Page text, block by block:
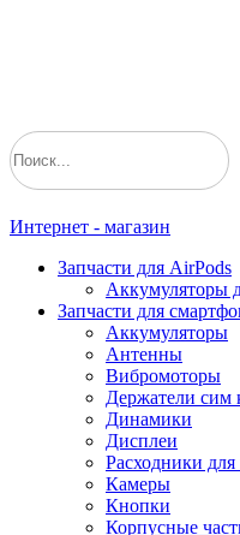
Интернет - магазин
Запчасти для AirPods
Аккумуляторы
Запчасти для
Аккумуляторы
Антенны
Вибромоторы
Держатели сим
Динамики
Дисплеи
Расходники для
Камеры
Кнопки
Корпусные